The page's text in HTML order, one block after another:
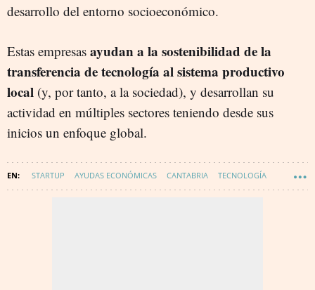
desarrollo del entorno socioeconómico.
Estas empresas ayudan a la sostenibilidad de la
transferencia de tecnología al sistema productivo
local (y, por tanto, a la sociedad), y desarrollan su
actividad en múltiples sectores teniendo desde sus
inicios un enfoque global.
STARTUP AYUDAS ECONÓMICAS CANTABRIA TECNOLOGÍA